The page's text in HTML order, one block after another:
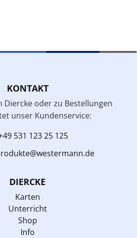
KONTAKT
Diercke oder zu Bestellungen
unser Kundenservice:
531 123 25 125
DIERCKE
Karten
Unterricht
Shop
Info